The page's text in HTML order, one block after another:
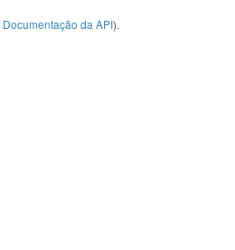
Documentação da API).